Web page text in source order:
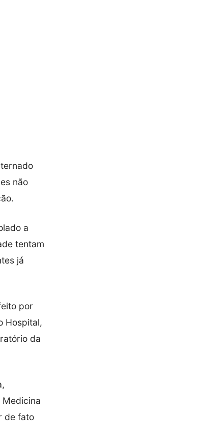
não
a
tentam
já
por
Hospital,
da
Medicina
de fato